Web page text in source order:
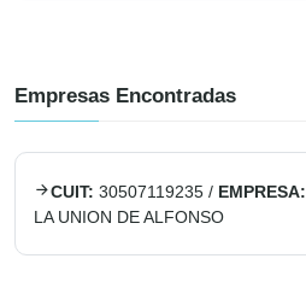
Empresas Encontradas
CUIT: 30507119235 / EMPRESA:
LA UNION DE ALFONSO